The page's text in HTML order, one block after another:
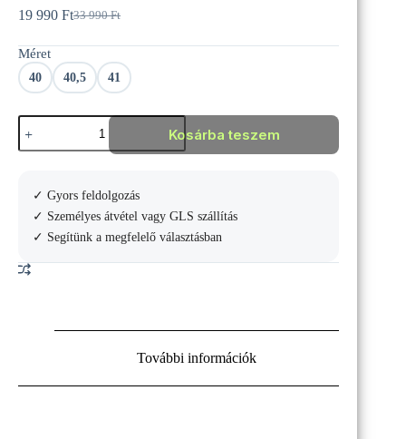
33 990Ft
Original
33
990 Ft.
19 990 FtCurrent
19
990 Ft.
Méret
40 40,5 41
JOMA
STORM
VIPER
futócipő
mennyiség
Kosárba teszem
✓ Gyors feldolgozás
✓ Személyes átvétel vagy GLS szállítás
✓ Segítünk a megfelelő választásban
További információk